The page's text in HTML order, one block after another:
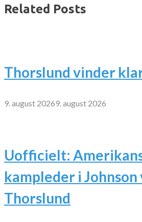
Related Posts
Thorslund vinder
9. august 20269. august 2026
Uofficielt:
kampleder i Johnson
Thorslund